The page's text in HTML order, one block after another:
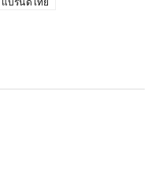
แบรนด์ไทย